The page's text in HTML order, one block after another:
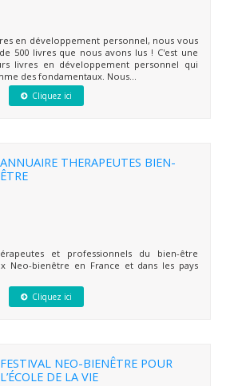
en développement personnel, nous vous
500 livres que nous avons lus ! C'est une
livres en développement personnel qui
des fondamentaux. Nous...
Cliquez ici
ANNUAIRE THERAPEUTES BIEN-
ÊTRE
et professionnels du bien-être
Neo-bienêtre en France et dans les pays
Cliquez ici
FESTIVAL NEO-BIENÊTRE POUR
L’ÉCOLE DE LA VIE